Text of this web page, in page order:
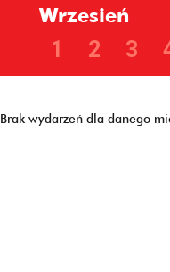
Wrzesień
1 2 3
Brak wydarzeń dla danego